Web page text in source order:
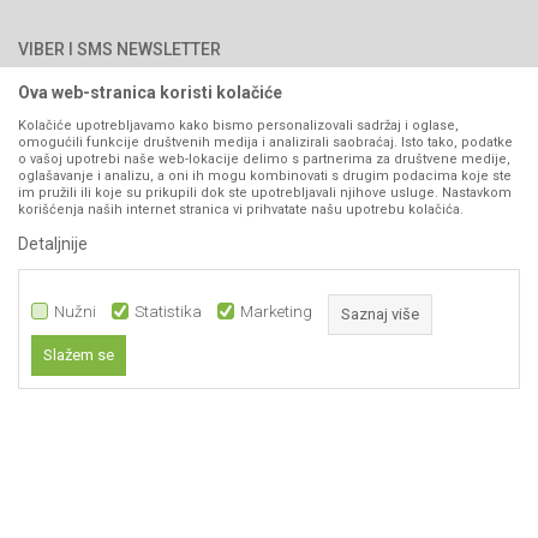
Kontakt
Pravo na odustajanje
Reklamacije
Povraćaj sredstava
Zamjena artikala
Plaćanje karticama
VIBER I SMS NEWSLETTER
PRATITE NAS
Ova web-stranica koristi kolačiće
Kolačiće upotrebljavamo kako bismo personalizovali sadržaj i oglase,
omogućili funkcije društvenih medija i analizirali saobraćaj. Isto tako, podatke
o vašoj upotrebi naše web-lokacije delimo s partnerima za društvene medije,
oglašavanje i analizu, a oni ih mogu kombinovati s drugim podacima koje ste
im pružili ili koje su prikupili dok ste upotrebljavali njihove usluge. Nastavkom
korišćenja naših internet stranica vi prihvatate našu upotrebu kolačića.
Detaljnije
Nužni Statistika Marketing Saznaj više
Slažem se